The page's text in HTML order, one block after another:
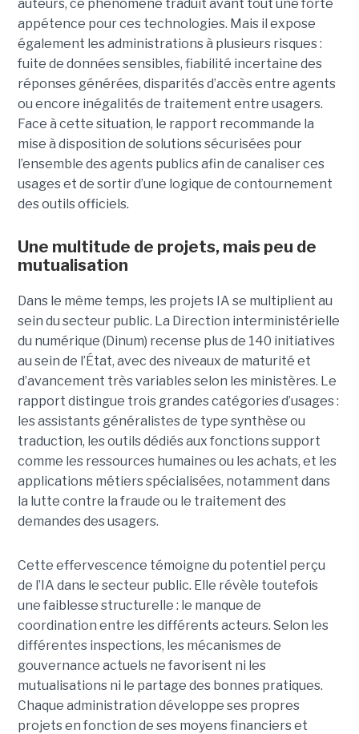
auteurs, ce phénomène traduit avant tout une forte
appétence pour ces technologies. Mais il expose
également les administrations à plusieurs risques :
fuite de données sensibles, fiabilité incertaine des
réponses générées, disparités d’accès entre agents
ou encore inégalités de traitement entre usagers.
Face à cette situation, le rapport recommande la
mise à disposition de solutions sécurisées pour
l’ensemble des agents publics afin de canaliser ces
usages et de sortir d’une logique de contournement
des outils officiels.
Une multitude de projets, mais peu de
mutualisation
Dans le même temps, les projets IA se multiplient au
sein du secteur public. La Direction interministérielle
du numérique (Dinum) recense plus de 140 initiatives
au sein de l’État, avec des niveaux de maturité et
d’avancement très variables selon les ministères. Le
rapport distingue trois grandes catégories d’usages :
les assistants généralistes de type synthèse ou
traduction, les outils dédiés aux fonctions support
comme les ressources humaines ou les achats, et les
applications métiers spécialisées, notamment dans
la lutte contre la fraude ou le traitement des
demandes des usagers.
Cette effervescence témoigne du potentiel perçu
de l’IA dans le secteur public. Elle révèle toutefois
une faiblesse structurelle : le manque de
coordination entre les différents acteurs. Selon les
différentes inspections, les mécanismes de
gouvernance actuels ne favorisent ni les
mutualisations ni le partage des bonnes pratiques.
Chaque administration développe ses propres
projets en fonction de ses moyens financiers et